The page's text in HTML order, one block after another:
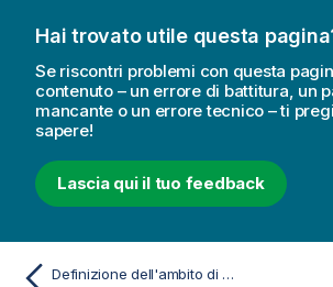
Hai trovato utile questa
Se riscontri problemi con questa
contenuto – un errore di battitura, un
mancante o un errore tecnico – ti
sapere!
Lascia qui il tuo feedback
Definizione dell'ambito di aggregazione